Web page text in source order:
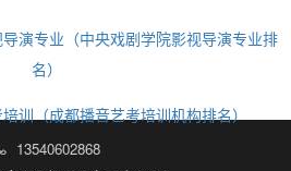
演专业（中央戏剧学院影视导演专业排
名）
训（成都播音艺考培训机构排名）
13540602868